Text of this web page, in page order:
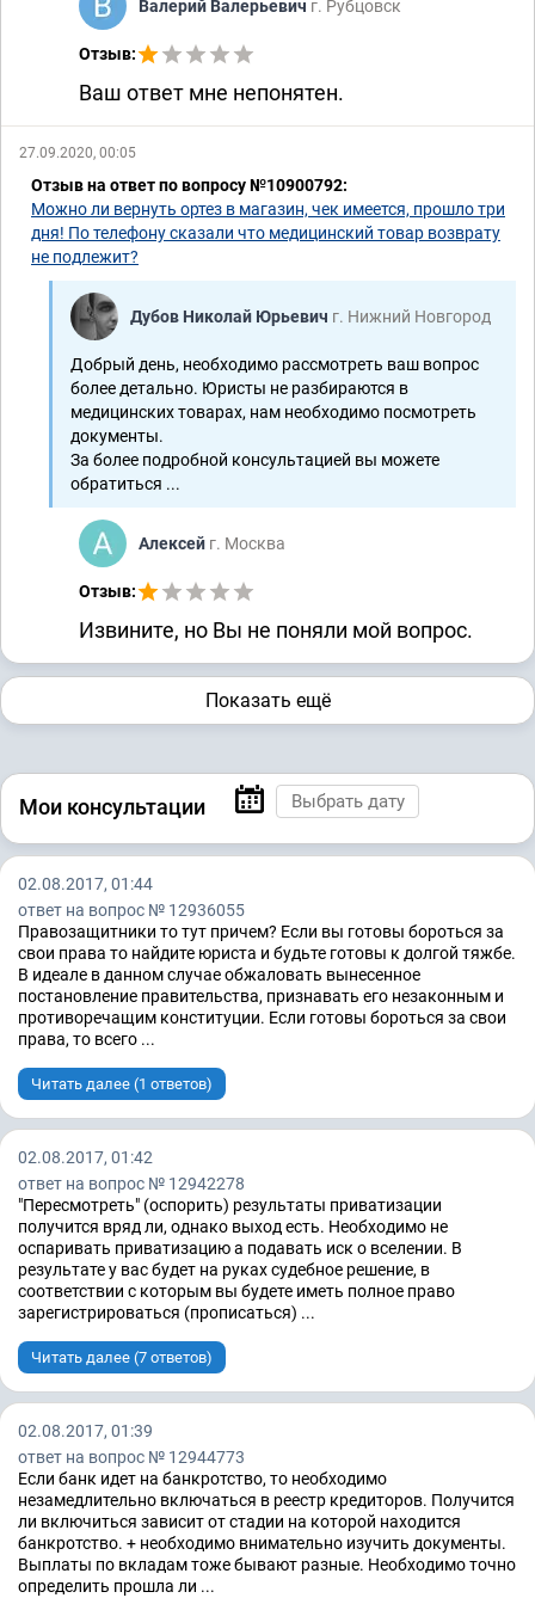
Валерий Валерьевич г. Рубцовск
Отзыв:
Ваш ответ мне непонятен.
27.09.2020, 00:05
Отзыв на ответ по вопросу №10900792:
Можно ли вернуть ортез в магазин, чек имеется, прошло три
дня! По телефону сказали что медицинский товар возврату
не подлежит?
Дубов Николай Юрьевич г. Нижний Новгород
Добрый день, необходимо рассмотреть ваш вопрос
более детально. Юристы не разбираются в
медицинских товарах, нам необходимо посмотреть
документы.
За более подробной консультацией вы можете
обратиться ...
Алексей г. Москва
Отзыв:
Извините, но Вы не поняли мой вопрос.
Показать ещё
Мои консультации
02.08.2017, 01:44
ответ на вопрос № 12936055
Правозащитники то тут причем? Если вы готовы бороться за
свои права то найдите юриста и будьте готовы к долгой тяжбе.
В идеале в данном случае обжаловать вынесенное
постановление правительства, признавать его незаконным и
противоречащим конституции. Если готовы бороться за свои
права, то всего ...
Читать далее (1 ответов)
02.08.2017, 01:42
ответ на вопрос № 12942278
"Пересмотреть" (оспорить) результаты приватизации
получится вряд ли, однако выход есть. Необходимо не
оспаривать приватизацию а подавать иск о вселении. В
результате у вас будет на руках судебное решение, в
соответствии с которым вы будете иметь полное право
зарегистрироваться (прописаться) ...
Читать далее (7 ответов)
02.08.2017, 01:39
ответ на вопрос № 12944773
Если банк идет на банкротство, то необходимо
незамедлительно включаться в реестр кредиторов. Получится
ли включиться зависит от стадии на которой находится
банкротство. + необходимо внимательно изучить документы.
Выплаты по вкладам тоже бывают разные. Необходимо точно
определить прошла ли ...